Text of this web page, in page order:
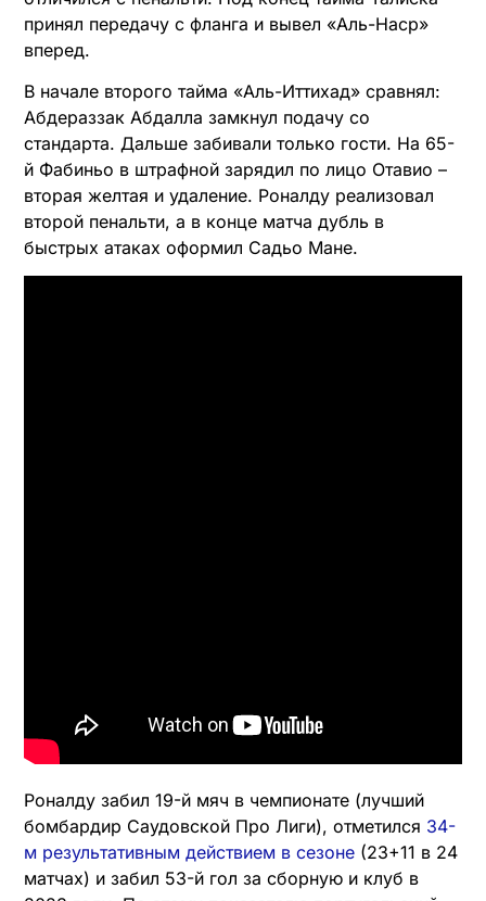
принял передачу с фланга и вывел «Аль-Наср»
вперед.
В начале второго тайма «Аль-Иттихад» сравнял:
Абдераззак Абдалла замкнул подачу со
стандарта. Дальше забивали только гости. На 65-
й Фабиньо в штрафной зарядил по лицо Отавио –
вторая желтая и удаление. Роналду реализовал
второй пенальти, а в конце матча дубль в
быстрых атаках оформил Садьо Мане.
Роналду забил 19-й мяч в чемпионате (лучший
бомбардир Саудовской Про Лиги), отметился 34-
м результативным действием в сезоне (23+11 в 24
матчах) и забил 53-й гол за сборную и клуб в